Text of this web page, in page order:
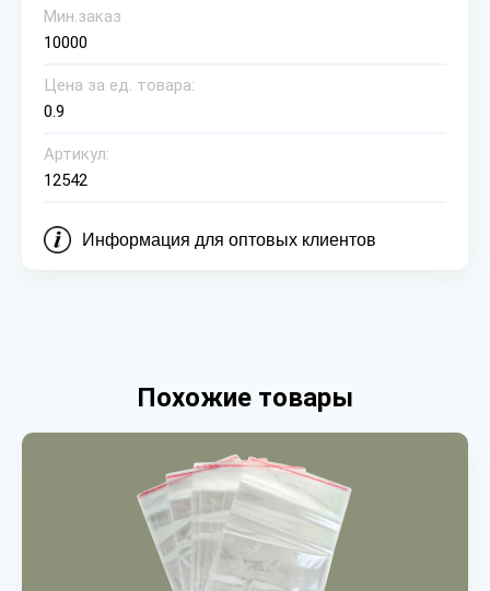
Мин.заказ
10000
Цена за ед. товара:
0.9
Артикул:
12542
Информация для оптовых клиентов
Похожие товары